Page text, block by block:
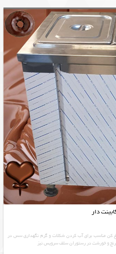
دار
کن مناسب برای آب کردن شکلات و گرم نگهداری سس در
و خورشت در رستوران سلف سرویس نیز